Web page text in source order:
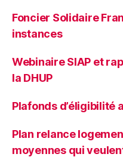
Foncier Solidaire
instances
Webinaire SIAP et
la DHUP
Plafonds d’éligibilité
Plan relance
moyennes qui